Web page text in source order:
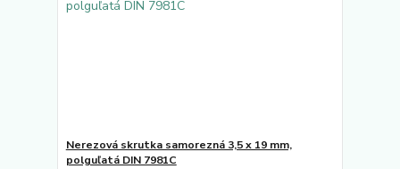
Nerezová skrutka samorezná 3,5 x 19 mm,
polguľatá DIN 7981C